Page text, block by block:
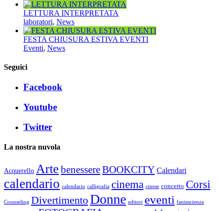
LETTURA INTERPRETATA
laboratori, News
FESTA CHIUSURA ESTIVA EVENTI
Eventi, News
Seguici
Facebook
Youtube
Twitter
La nostra nuvola
Acquerello Arte benessereBOOKCITY Calendari
calendario calendario calligrafia cinema cinese concerto Corsi
Counseling DivertimentoDonne editori eventi fantascienza